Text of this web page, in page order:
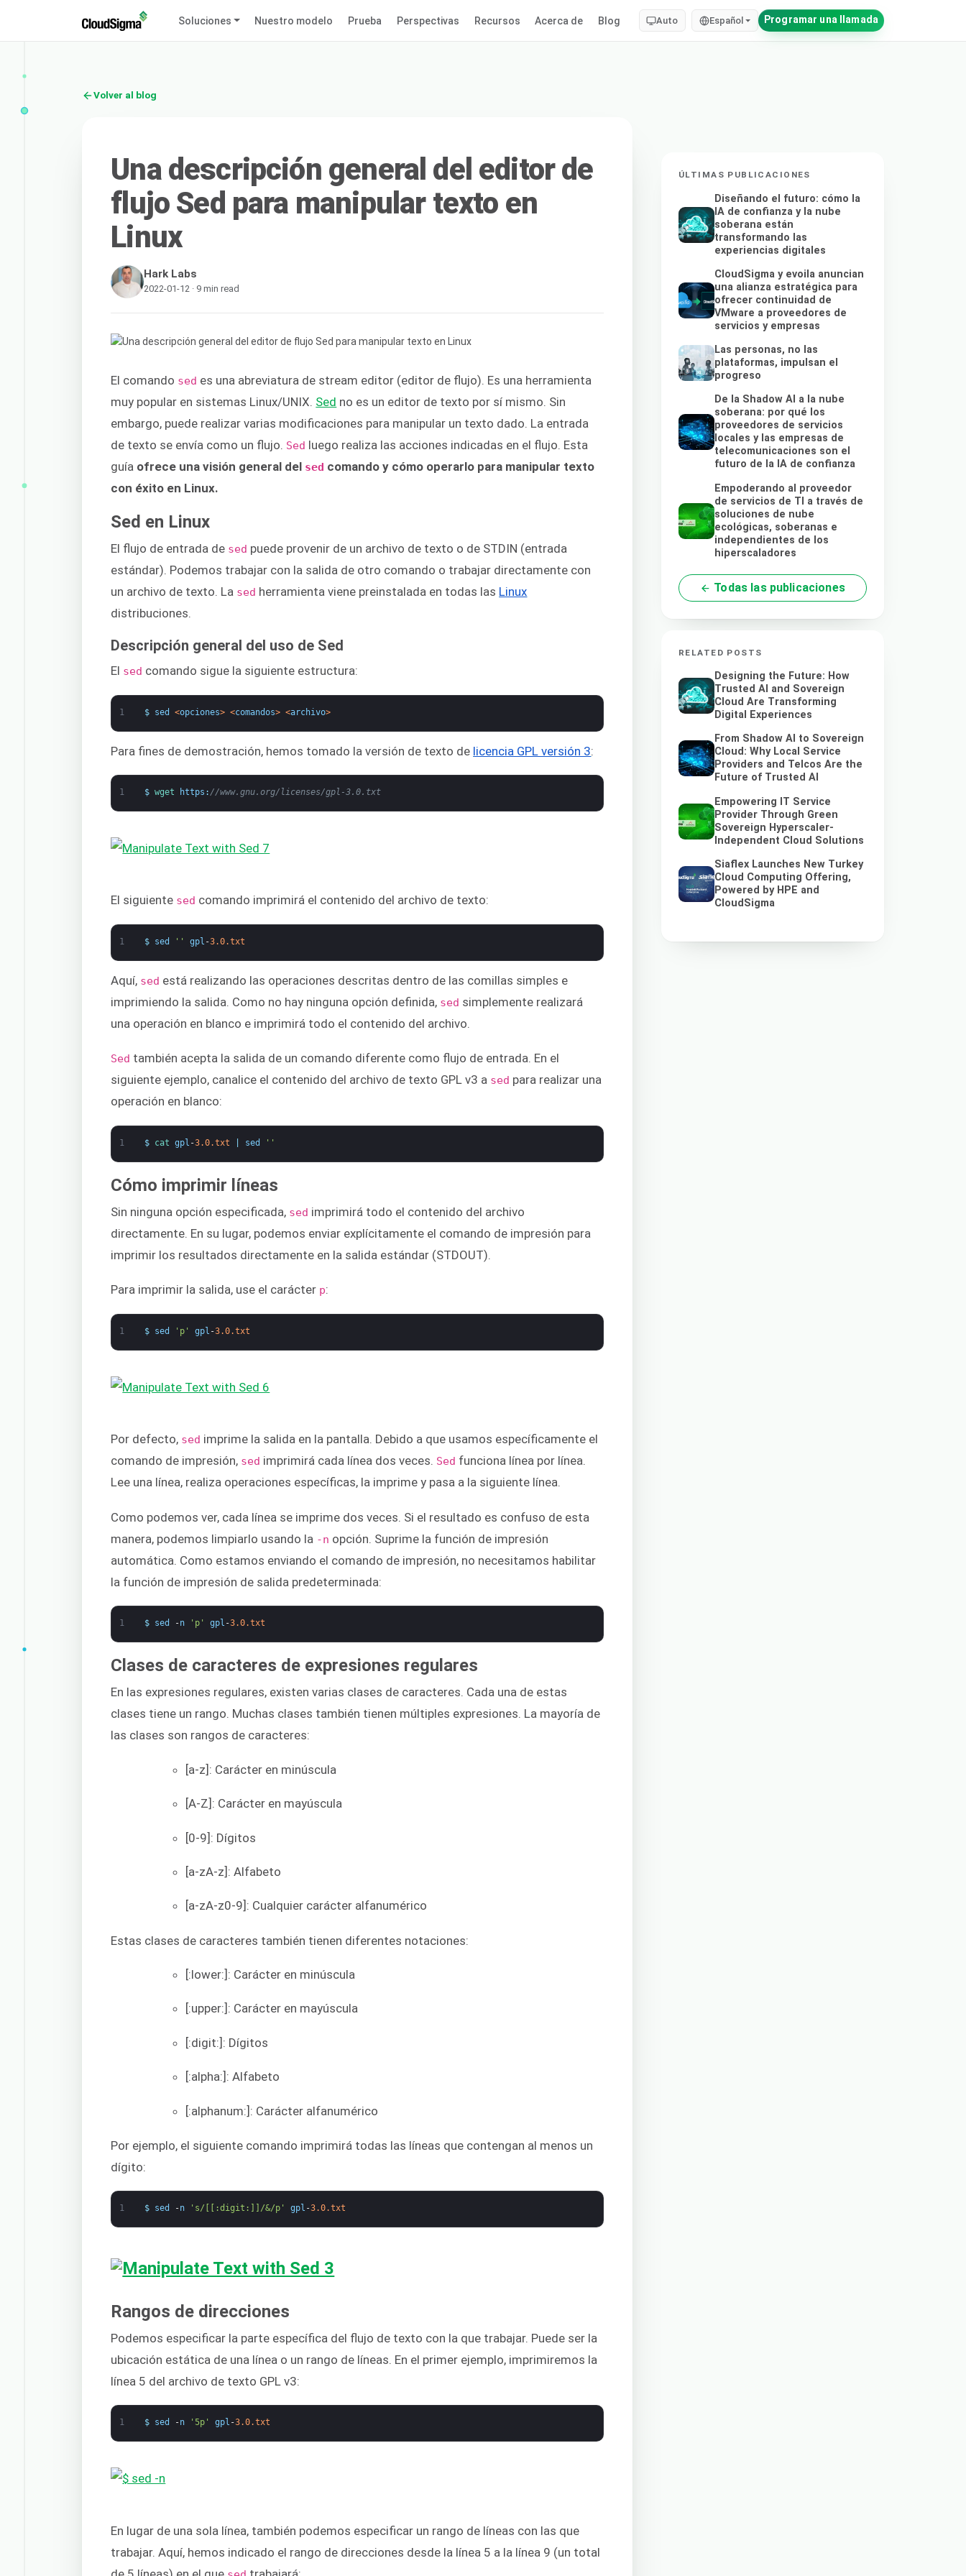
Soluciones Nuestro modelo Prueba Perspectivas Recursos Acerca de Blog Auto Español Programar una llamada
Volver al blog
Una descripción general del editor de
flujo Sed para manipular texto en
Linux
Hark Labs
2022-01-12 · 9 min read
El comando sed es una abreviatura de stream editor (editor de flujo). Es una herramienta
muy popular en sistemas Linux/UNIX. Sed no es un editor de texto por sí mismo. Sin
embargo, puede realizar varias modificaciones para manipular un texto dado. La entrada
de texto se envía como un flujo. Sed luego realiza las acciones indicadas en el flujo. Esta
guía ofrece una visión general del sed comando y cómo operarlo para manipular texto
con éxito en Linux.
Sed en Linux
El flujo de entrada de sed puede provenir de un archivo de texto o de STDIN (entrada
estándar). Podemos trabajar con la salida de otro comando o trabajar directamente con
un archivo de texto. La sed herramienta viene preinstalada en todas las Linux
distribuciones.
Descripción general del uso de Sed
El sed comando sigue la siguiente estructura:
1 $ sed <opciones> <comandos> <archivo>
Para fines de demostración, hemos tomado la versión de texto de licencia GPL versión 3:
1 $ wget https : //www.gnu.org/licenses/gpl-3.0.txt
El siguiente sed comando imprimirá el contenido del archivo de texto:
1 $ sed '' gpl -3.0.txt
Aquí, sed está realizando las operaciones descritas dentro de las comillas simples e
imprimiendo la salida. Como no hay ninguna opción definida, sed simplemente realizará
una operación en blanco e imprimirá todo el contenido del archivo.
Sed también acepta la salida de un comando diferente como flujo de entrada. En el
siguiente ejemplo, canalice el contenido del archivo de texto GPL v3 a sed para realizar una
operación en blanco:
1 $ cat gpl -3.0.txt sed ''
Cómo imprimir líneas
Sin ninguna opción especificada, sed imprimirá todo el contenido del archivo
directamente. En su lugar, podemos enviar explícitamente el comando de impresión para
imprimir los resultados directamente en la salida estándar (STDOUT).
Para imprimir la salida, use el carácter p:
1 $ sed 'p' gpl -3.0.txt
Por defecto, sed imprime la salida en la pantalla. Debido a que usamos específicamente el
comando de impresión, sed imprimirá cada línea dos veces. Sed funciona línea por línea.
Lee una línea, realiza operaciones específicas, la imprime y pasa a la siguiente línea.
Como podemos ver, cada línea se imprime dos veces. Si el resultado es confuso de esta
manera, podemos limpiarlo usando la -n opción. Suprime la función de impresión
automática. Como estamos enviando el comando de impresión, no necesitamos habilitar
la función de impresión de salida predeterminada:
1 $ sed -n 'p' gpl -3.0.txt
Clases de caracteres de expresiones regulares
En las expresiones regulares, existen varias clases de caracteres. Cada una de estas
clases tiene un rango. Muchas clases también tienen múltiples expresiones. La mayoría de
las clases son rangos de caracteres:
[a-z]: Carácter en minúscula
[A-Z]: Carácter en mayúscula
[0-9]: Dígitos
[a-zA-z]: Alfabeto
[a-zA-z0-9]: Cualquier carácter alfanumérico
Estas clases de caracteres también tienen diferentes notaciones:
[:lower:]: Carácter en minúscula
[:upper:]: Carácter en mayúscula
[:digit:]: Dígitos
[:alpha:]: Alfabeto
[:alphanum:]: Carácter alfanumérico
Por ejemplo, el siguiente comando imprimirá todas las líneas que contengan al menos un
dígito:
1 $ sed -n 's/[[:digit:]]/&/p' gpl -3.0.txt
Rangos de direcciones
Podemos especificar la parte específica del flujo de texto con la que trabajar. Puede ser la
ubicación estática de una línea o un rango de líneas. En el primer ejemplo, imprimiremos la
línea 5 del archivo de texto GPL v3:
1 $ sed -n '5p' gpl -3.0.txt
En lugar de una sola línea, también podemos especificar un rango de líneas con las que
trabajar. Aquí, hemos indicado el rango de direcciones desde la línea 5 a la línea 9 (un total
ÚLTIMAS PUBLICACIONES
Diseñando el futuro: cómo la
IA de confianza y la nube
soberana están
transformando las
experiencias digitales
CloudSigma y evoila anuncian
una alianza estratégica para
ofrecer continuidad de
VMware a proveedores de
servicios y empresas
Las personas, no las
plataformas, impulsan el
progreso
De la Shadow AI a la nube
soberana: por qué los
proveedores de servicios
locales y las empresas de
telecomunicaciones son el
futuro de la IA de confianza
Empoderando al proveedor
de servicios de TI a través de
soluciones de nube
ecológicas, soberanas e
independientes de los
hiperscaladores
Todas las publicaciones
RELATED POSTS
Designing the Future: How
Trusted AI and Sovereign
Cloud Are Transforming
Digital Experiences
From Shadow AI to Sovereign
Cloud: Why Local Service
Providers and Telcos Are the
Future of Trusted AI
Empowering IT Service
Provider Through Green
Sovereign Hyperscaler-
Independent Cloud Solutions
Siaflex Launches New Turkey
Cloud Computing Offering,
Powered by HPE and
CloudSigma